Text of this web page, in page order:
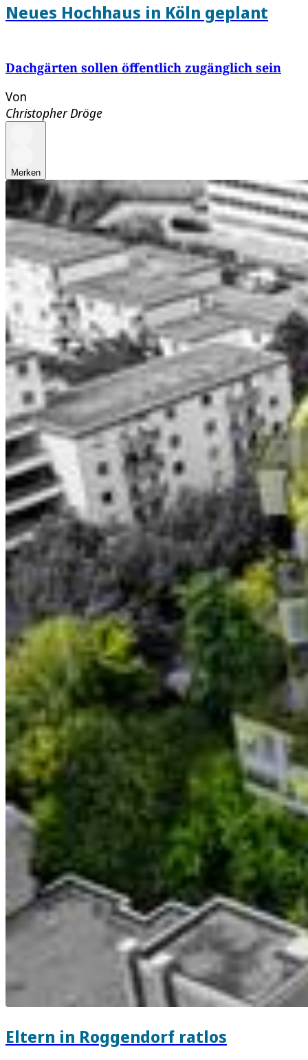
Neues Hochhaus in Köln geplant
Dachgärten sollen öffentlich zugänglich sein
Von
Christopher Dröge
Merken
Eltern in Roggendorf ratlos